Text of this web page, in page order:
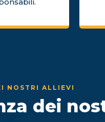
NOSTRI ALLIEVI
dei